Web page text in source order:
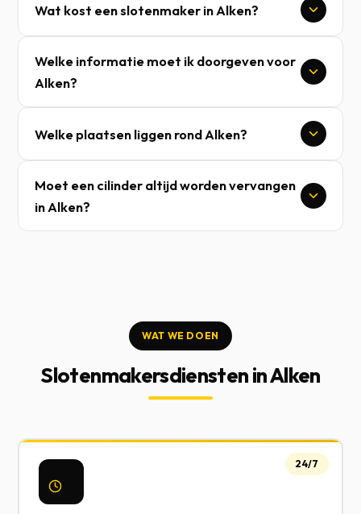
Wat kost een slotenmaker in Alken?
Welke informatie moet ik doorgeven voor
Alken?
Welke plaatsen liggen rond Alken?
Moet een cilinder altijd worden vervangen
in Alken?
WAT WE DOEN
Slotenmakersdiensten in Alken
24/7